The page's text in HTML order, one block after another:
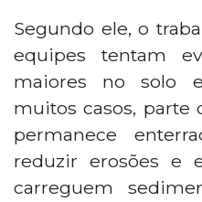
Segundo ele, o
equipes tentam
maiores no solo
muitos casos, parte
permanece
reduzir erosões e
carreguem